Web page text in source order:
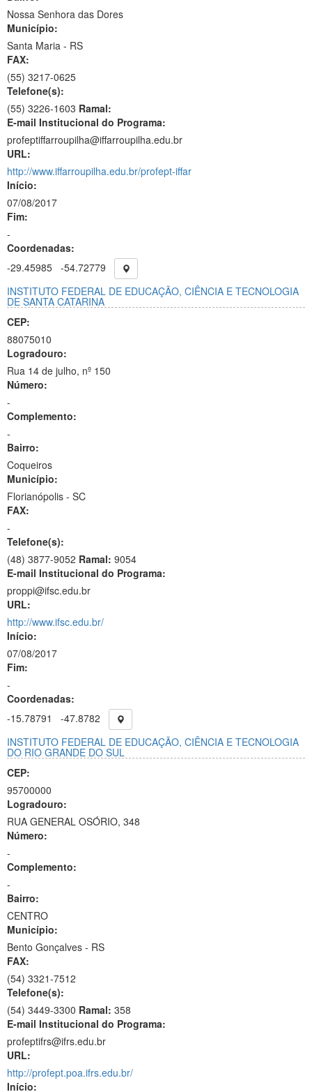
Nossa Senhora das Dores
Município:
Santa Maria - RS
FAX:
(55) 3217-0625
Telefone(s):
(55) 3226-1603 Ramal:
E-mail Institucional do Programa:
profeptiffarroupilha@iffarroupilha.edu.br
URL:
http://www.iffarroupilha.edu.br/profept-iffar
Início:
07/08/2017
Fim:
-
Coordenadas:
-29.45985 -54.72779
INSTITUTO FEDERAL DE EDUCAÇÃO, CIÊNCIA E TECNOLOGIA
DE SANTA CATARINA
CEP:
88075010
Logradouro:
Rua 14 de julho, nº 150
Número:
-
Complemento:
-
Bairro:
Coqueiros
Município:
Florianópolis - SC
FAX:
-
Telefone(s):
(48) 3877-9052 Ramal: 9054
E-mail Institucional do Programa:
proppi@ifsc.edu.br
URL:
http://www.ifsc.edu.br/
Início:
07/08/2017
Fim:
-
Coordenadas:
-15.78791
-47.8782
INSTITUTO FEDERAL DE EDUCAÇÃO, CIÊNCIA E TECNOLOGIA
DO RIO GRANDE DO SUL
CEP:
95700000
Logradouro:
RUA GENERAL OSÓRIO, 348
Número:
-
Complemento:
-
Bairro:
CENTRO
Município:
Bento Gonçalves - RS
FAX:
(54) 3321-7512
Telefone(s):
(54) 3449-3300 Ramal: 358
E-mail Institucional do Programa:
profeptifrs@ifrs.edu.br
URL:
http://profept.poa.ifrs.edu.br/
Início: